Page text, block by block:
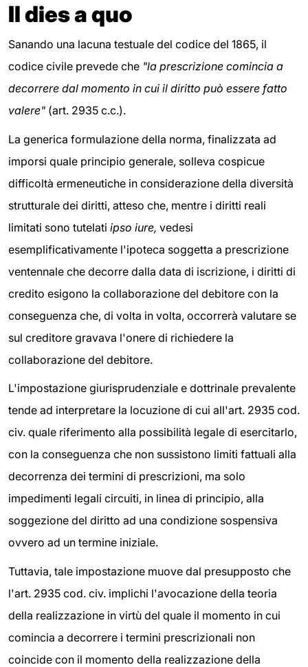
Il dies a quo
Sanando una lacuna testuale del codice del 1865, il
codice civile prevede che "la prescrizione comincia a
decorrere dal momento in cui il diritto può essere fatto
valere" (art. 2935 c.c.).
La generica formulazione della norma, finalizzata ad
imporsi quale principio generale, solleva cospicue
difficoltà ermeneutiche in considerazione della diversità
strutturale dei diritti, atteso che, mentre i diritti reali
limitati sono tutelati ipso iure, vedesi
esemplificativamente l'ipoteca soggetta a prescrizione
ventennale che decorre dalla data di iscrizione, i diritti di
credito esigono la collaborazione del debitore con la
conseguenza che, di volta in volta, occorrerà valutare se
sul creditore gravava l'onere di richiedere la
collaborazione del debitore.
L'impostazione giurisprudenziale e dottrinale prevalente
tende ad interpretare la locuzione di cui all'art. 2935 cod.
civ. quale riferimento alla possibilità legale di esercitarlo,
con la conseguenza che non sussistono limiti fattuali alla
decorrenza dei termini di prescrizioni, ma solo
impedimenti legali circuiti, in linea di principio, alla
soggezione del diritto ad una condizione sospensiva
ovvero ad un termine iniziale.
Tuttavia, tale impostazione muove dal presupposto che
l'art. 2935 cod. civ. implichi l'avocazione della teoria
della realizzazione in virtù del quale il momento in cui
comincia a decorrere i termini prescrizionali non
coincide con il momento della realizzazione della